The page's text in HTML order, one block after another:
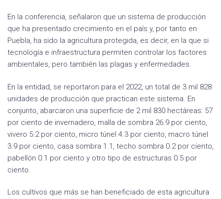
En la conferencia, señalaron que un sistema de producción
que ha presentado crecimiento en el país y, por tanto en
Puebla, ha sido la agricultura protegida, es decir, en la que si
tecnología e infraestructura permiten controlar los factores
ambientales, pero también las plagas y enfermedades.
En la entidad, se reportaron para el 2022, un total de 3 mil 828
unidades de producción que practican este sistema. En
conjunto, abarcaron una superficie de 2 mil 830 hectáreas: 57
por ciento de invernadero, malla de sombra 26.9 por ciento,
vivero 5.2 por ciento, micro túnel 4.3 por ciento, macro túnel
3.9 por ciento, casa sombra 1.1, techo sombra 0.2 por ciento,
pabellón 0.1 por ciento y otro tipo de estructuras 0.5 por
ciento.
Los cultivos que más se han beneficiado de esta agricultura